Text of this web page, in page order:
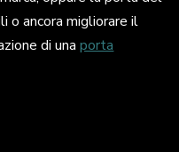
o ancora migliorare il
di unaporta